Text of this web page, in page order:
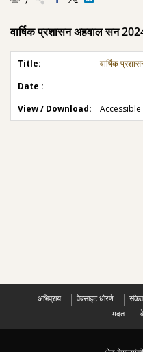
वार्षिक प्रशासन अहवाल सन
वार्षिक
Accessible
अभिप्राय वेबसाइट धोरणे
मदत